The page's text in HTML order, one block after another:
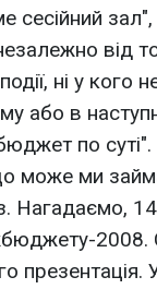
сесійний
від
ні у кого
або в
по суті".
може ми
14
2008.
презентація.